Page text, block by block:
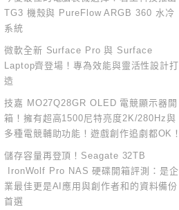
TG3 機殼與 PureFlow ARGB 360 水冷
系統
微軟全新 Surface Pro 與 Surface
Laptop齊登場！專為效能與靈活性設計打
造
技嘉 MO27Q28GR OLED 電競顯示器開
箱！擁有超高1500尼特亮度2K/280Hz與
多種電競輔助功能！遊戲創作追劇都OK！
儲存容量再登頂！Seagate 32TB
IronWolf Pro NAS 硬碟開箱評測：是企
業最佳更是AI應用與創作者和的資料備份
首選